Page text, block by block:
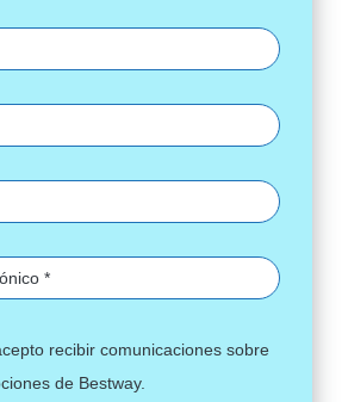
recibir comunicaciones sobre
de Bestway.